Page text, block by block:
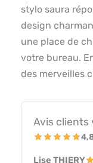
stylo saura
design
une place de
votre bureau.
des merveilles
Avis clients
Lise THIERY